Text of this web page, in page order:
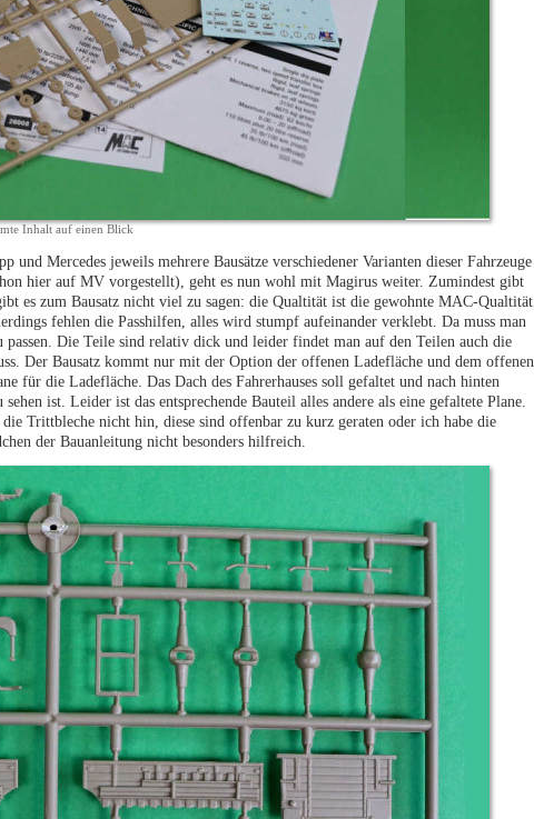
Inhalt auf einen Blick
Mercedes jeweils mehrere Bausätze verschiedener Varianten dieser Fahrzeuge
hier auf MV vorgestellt), geht es nun wohl mit Magirus weiter. Zumindest gibt
es zum Bausatz nicht viel zu sagen: die Qualtität ist die gewohnte MAC-Qualtität.
fehlen die Passhilfen, alles wird stumpf aufeinander verklebt. Da muss man
Die Teile sind relativ dick und leider findet man auf den Teilen auch die
Der Bausatz kommt nur mit der Option der offenen Ladefläche und dem offenen
für die Ladefläche. Das Dach des Fahrerhauses soll gefaltet und nach hinten
ist. Leider ist das entsprechende Bauteil alles andere als eine gefaltete Plane.
Trittbleche nicht hin, diese sind offenbar zu kurz geraten oder ich habe die
der Bauanleitung nicht besonders hilfreich.